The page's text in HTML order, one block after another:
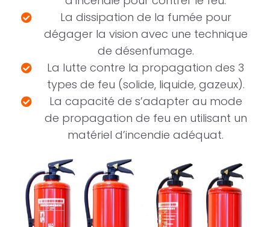
La dissipation de la fumée pour
dégager la vision avec une technique
de désenfumage.
La lutte contre la propagation des 3
types de feu (solide, liquide, gazeux).
La capacité de s’adapter au mode
de propagation de feu en utilisant un
matériel d’incendie adéquat.